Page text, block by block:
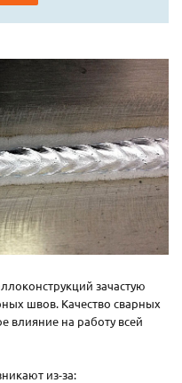
зачастую
швов. Качество сварных
влияние на работу всей
из-за: